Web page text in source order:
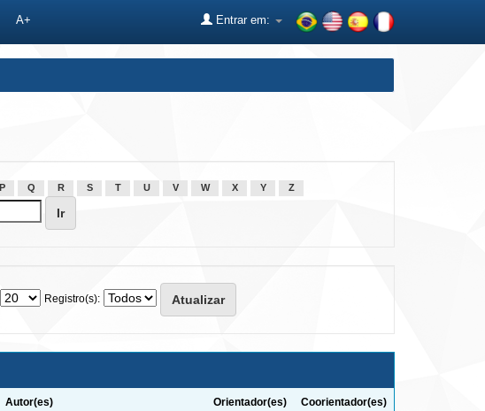
A+ Entrar em:
P Q R S T U V W X Y Z
Registro(s):
Autor(es) Orientador(es) Coorientador(es)